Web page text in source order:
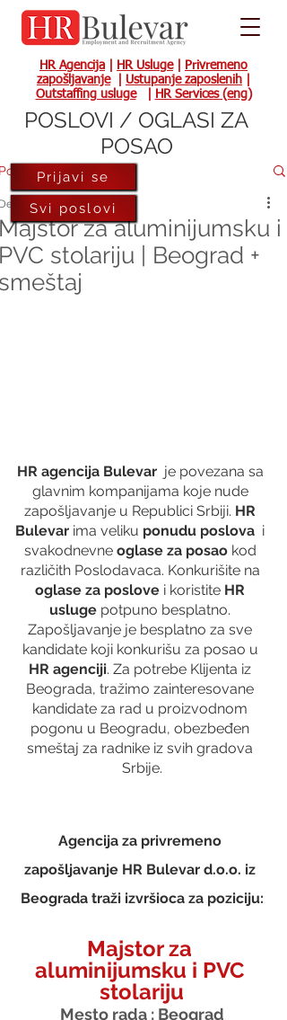
HR Agencija HR Usluge|
Privremeno
zapošljavanje| Ustupanje zaposlenih
Outstaffing usluge| HR Services (eng)
za aluminijumsku i
stolariju | Beograd +
28, 2023
HR agencija Bulevar
  je povezana sa
glavnim kompanijama koje nude
zapošljavanje u Republici Srbiji. HR
Bulevar ima veliku ponudu poslova
  i
svakodnevne oglase za posao kod
različith Poslodavaca. Konkurišite na
oglase za poslove i koristite HR
usluge potpuno besplatno.
Zapošljavanje je besplatno za sve
kandidate koji konkurišu za posao u
HR agenciji. Za potrebe Klijenta iz
Beograda, tražimo zainteresovane
kandidate za rad u proizvodnom
pogonu u Beogradu, obezbeđen
smeštaj za radnike iz svih gradova
Srbije.
Agencija za privremeno
zapošljavanje HR Bulevar d.o.o. iz
Beograda traži izvršioca za poziciju:
Majstor za
aluminijumsku i PVC
stolariju
Mesto rada : Beograd
Prijavi se
Svi poslovi
POSLOVI / OGLASI ZA
POSAO